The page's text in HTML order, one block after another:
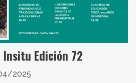
Insitu Edición 72
2025